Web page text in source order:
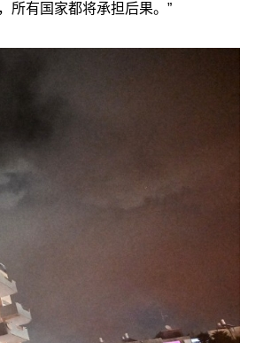
所有国家都将承担后果。”